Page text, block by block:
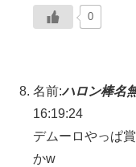
0
名前:ハロン棒名
16:19:24
デムーロやっぱ
かw